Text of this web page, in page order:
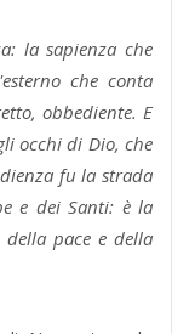
la sapienza che
che conta
obbediente. E
occhi di Dio, che
fu la strada
e dei Santi: è la
pace e della